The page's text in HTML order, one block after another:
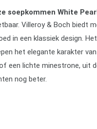
soepkommen White
Villeroy & Boch biedt
in een klassiek design.
het elegante karakter
een lichte minestrone, uit
nog beter.